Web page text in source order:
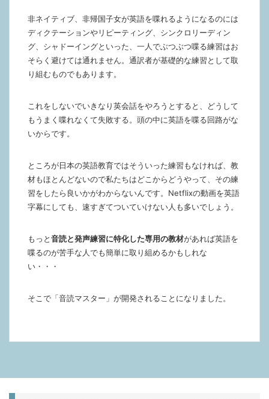
非ネイティブ、非帰国子女が英語を喋れるようになるのには
ディクテーションやリピーティング、シンクロリーディン
グ、シャドーイングといった、一人でぶつぶつ喋る練習はお
そらく避けては通れません。通訳者が基礎的な練習として取
り組むものでもあります。
これをしないでいきなり英会話をやろうとすると、どうして
もうまく喋れなくて失敗する。頭の中に英語を喋る回路がな
いからです。
ところが日本の英語教育ではそういった練習もなければ、教
材もほとんどないので私たちはどこからどうやって、その練
習をしたら良いかがわからないんです。Netflixの動画を英語
字幕にしても、速すぎてついていけない人も多いでしょう。
もっと音読と発声練習に特化した専用の教材があれば英語を
喋るのが苦手な人でも簡単に取り組めるかもしれな
い・・・
そこで「音読マスター」が開発されることになりました。